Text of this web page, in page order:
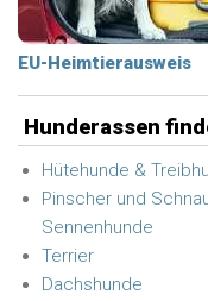
EU-Heimtierausweis
Hunderassen
Hütehunde &
Pinscher und
Sennenhunde
Terrier
Dachshunde